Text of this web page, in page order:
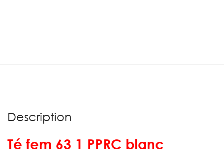
Description
Té fem 63 1 PPRC blanc